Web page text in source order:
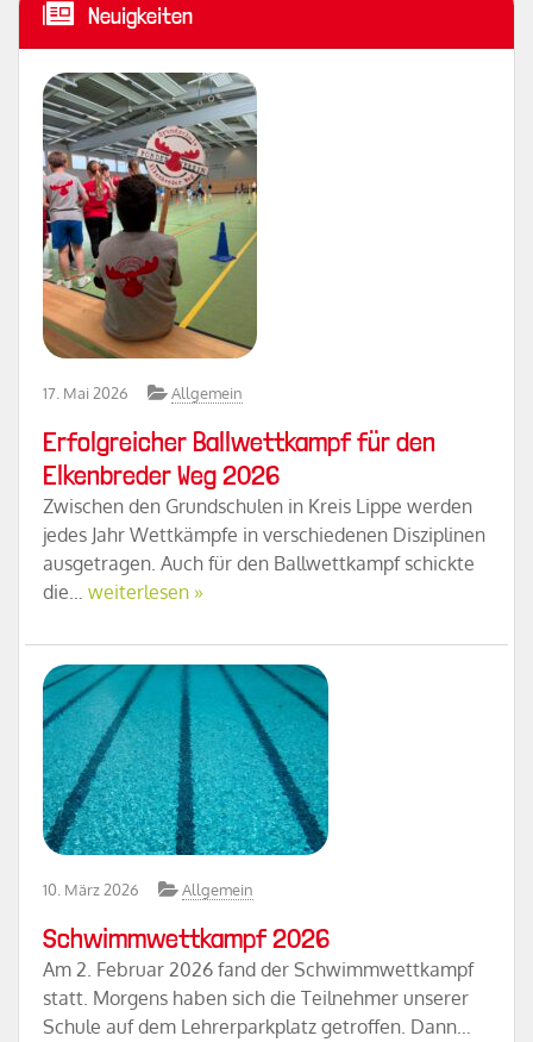
Neuigkeiten
17. Mai 2026 Allgemein
Erfolgreicher Ballwettkampf für den
Elkenbreder Weg 2026
Zwischen den Grundschulen in Kreis Lippe werden
jedes Jahr Wettkämpfe in verschiedenen Disziplinen
ausgetragen. Auch für den Ballwettkampf schickte
die… weiterlesen »
10. März 2026 Allgemein
Schwimmwettkampf 2026
Am 2. Februar 2026 fand der Schwimmwettkampf
statt. Morgens haben sich die Teilnehmer unserer
Schule auf dem Lehrerparkplatz getroffen. Dann…